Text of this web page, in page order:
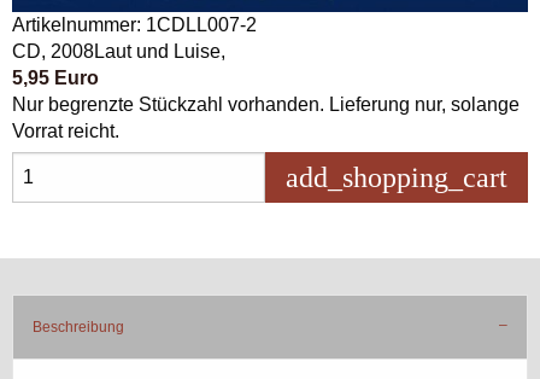
Artikelnummer: 1CDLL007-2
CD, 2008Laut und Luise,
5,95 Euro
Nur begrenzte Stückzahl vorhanden. Lieferung nur, solange
Vorrat reicht.
add_shopping_cart
Beschreibung